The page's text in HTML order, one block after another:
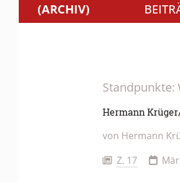
(ARCHIV)
Standpunkte:
Hermann
von Hermann
Z. 17